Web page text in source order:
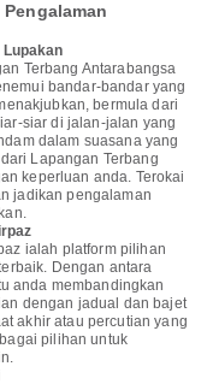
Terbang Antarabangsa
bandar-bandar yang
bermula dari
siar di jalan-jalan yang
dalam suasana yang
Lapangan Terbang
keperluan anda. Terokai
jadikan pengalaman
ialah platform pilihan
Dengan antara
anda membandingkan
dengan jadual dan bajet
akhir atau percutian yang
pilihan untuk